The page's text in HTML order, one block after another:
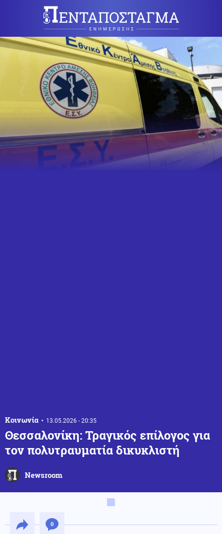
Κοινωνία 13.05.2026 - 20:35
Θεσσαλονίκη: Τραγικός επίλογος για
τον πολυτραυματία δικυκλιστή
Newsroom
0